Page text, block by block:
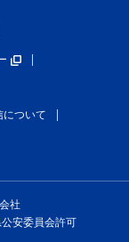
について
社
安委員会許可